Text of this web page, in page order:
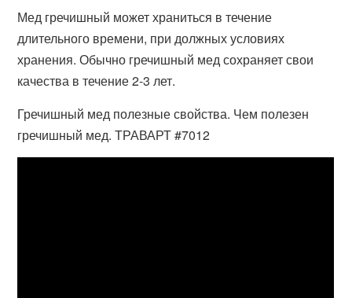
Мед гречишный может храниться в течение
длительного времени, при должных условиях
хранения. Обычно гречишный мед сохраняет свои
качества в течение 2-3 лет.
Гречишный мед полезные свойства. Чем полезен
гречишный мед. ТРАВАРТ #7012